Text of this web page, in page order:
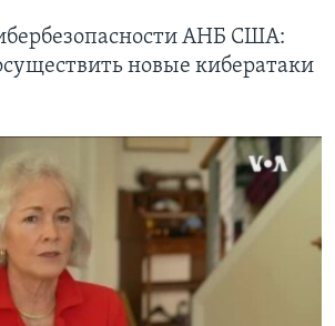
АНБ США:
новые кибератаки